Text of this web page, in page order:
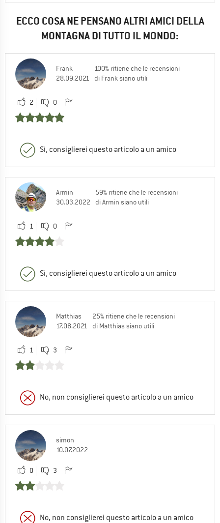
ECCO COSA NE PENSANO ALTRI AMICI DELLA
MONTAGNA DI TUTTO IL MONDO:
Frank
28.09.2021
100% ritiene che le recensioni
di Frank siano utili
2 0
Sì, consiglierei questo articolo a un amico
Armin
30.03.2022
59% ritiene che le recensioni
di Armin siano utili
1 0
Sì, consiglierei questo articolo a un amico
Matthias
17.08.2021
25% ritiene che le recensioni
di Matthias siano utili
1 3
No, non consiglierei questo articolo a un amico
simon
10.07.2022
0 3
No, non consiglierei questo articolo a un amico